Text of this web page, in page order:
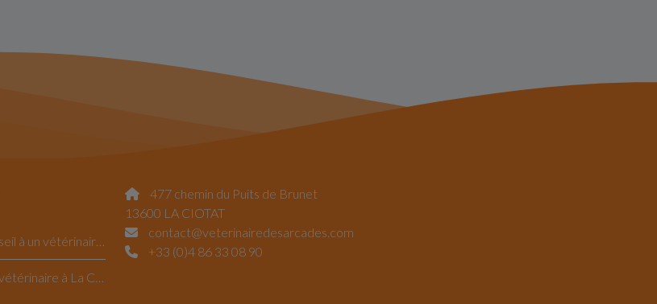
Demander conseil à un vétérinaire La Ciotat
Clinique vétérinaire à La Ciotat : la Saint Valentin
477 chemin du Puits de Brunet
13600 LA CIOTAT
contact@veterinairedesarcades.com
+33 (0)4 86 33 08 90